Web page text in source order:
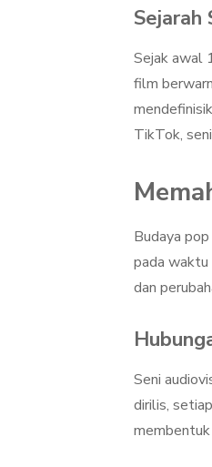
Sejarah
Sejak awal
film
TikTok,
Budaya
pada
dan
Seni
dirilis,
membentuk